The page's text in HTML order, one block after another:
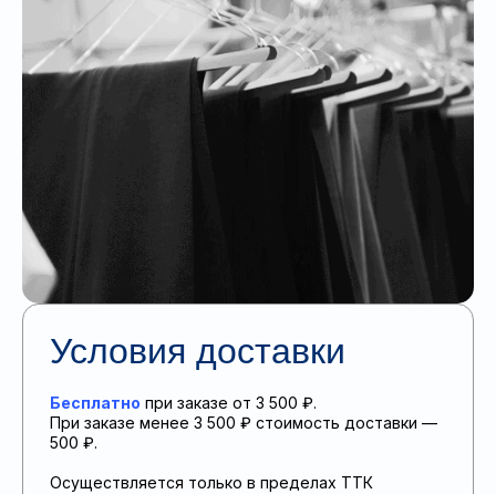
Условия доставки
Бесплатно при заказе от 3 500 ₽.
При заказе менее 3 500 ₽ стоимость доставки —
500 ₽.
Осуществляется только в пределах ТТК